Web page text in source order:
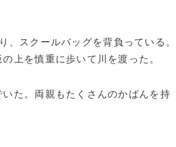
、スクールバッグを背負っている。
上を慎重に歩いて川を渡った。
た。両親もたくさんのかばんを持